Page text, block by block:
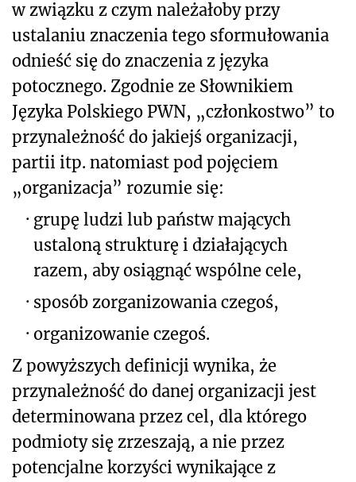
w związku z czym należałoby przy
ustalaniu znaczenia tego sformułowania
odnieść się do znaczenia z języka
potocznego. Zgodnie ze Słownikiem
Języka Polskiego PWN, „członkostwo” to
przynależność do jakiejś organizacji,
partii itp. natomiast pod pojęciem
„organizacja” rozumie się:
· grupę ludzi lub państw mających
ustaloną strukturę i działających
razem, aby osiągnąć wspólne cele,
· sposób zorganizowania czegoś,
· organizowanie czegoś.
Z powyższych definicji wynika, że
przynależność do danej organizacji jest
determinowana przez cel, dla którego
podmioty się zrzeszają, a nie przez
potencjalne korzyści wynikające z